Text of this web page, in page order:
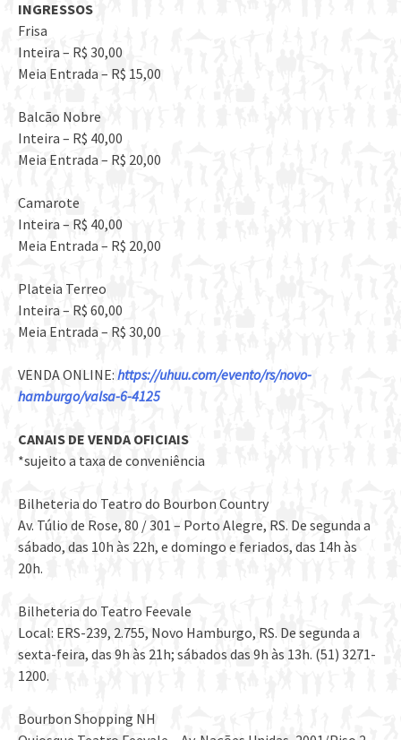
INGRESSOS
Frisa
Inteira – R$ 30,00
Meia Entrada – R$ 15,00
Balcão Nobre
Inteira – R$ 40,00
Meia Entrada – R$ 20,00
Camarote
Inteira – R$ 40,00
Meia Entrada – R$ 20,00
Plateia Terreo
Inteira – R$ 60,00
Meia Entrada – R$ 30,00
VENDA ONLINE: https://uhuu.com/evento/rs/novo-
hamburgo/valsa-6-4125
CANAIS DE VENDA OFICIAIS
*sujeito a taxa de conveniência
Bilheteria do Teatro do Bourbon Country
Av. Túlio de Rose, 80 / 301 – Porto Alegre, RS. De segunda a
sábado, das 10h às 22h, e domingo e feriados, das 14h às
20h.
Bilheteria do Teatro Feevale
Local: ERS-239, 2.755, Novo Hamburgo, RS. De segunda a
sexta-feira, das 9h às 21h; sábados das 9h às 13h. (51) 3271-
1200.
Bourbon Shopping NH